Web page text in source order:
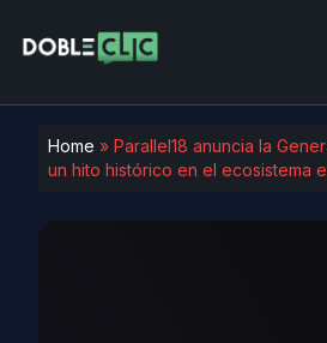
Home » Parallel18 anuncia la
un hito histórico en el ecosistema